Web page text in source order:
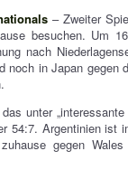
– Zweiter
besuchen. Um
nach
noch in Japan
unter
54:7. Argentinien ist
gegen